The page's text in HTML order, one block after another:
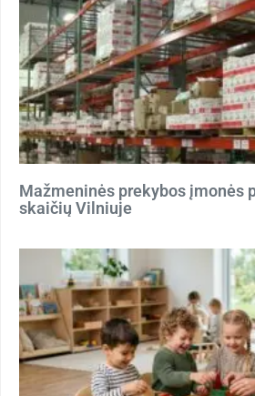
Mažmeninės prekybos įmonės
skaičių Vilniuje